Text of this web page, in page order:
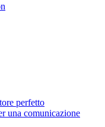
perfetto
una comunicazione